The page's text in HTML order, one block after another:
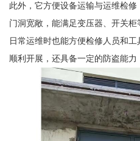
此外，它方便设备运输与运维检修
门洞宽敞，能满足变压器、开关柜
日常运维时也能方便检修人员和
顺利开展，还具备一定的防盗能力